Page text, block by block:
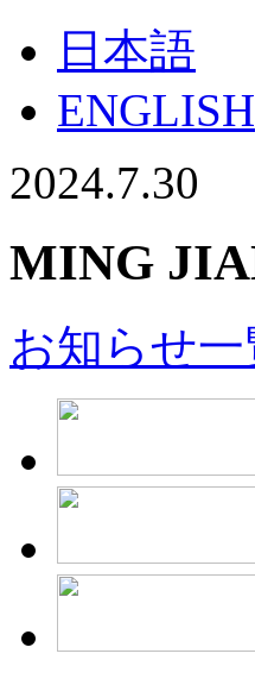
日本語
ENGLISH
2024.7.30
MING
お知らせ